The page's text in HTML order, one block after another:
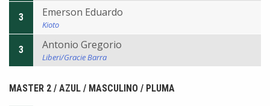
3 Emerson Eduardo
Kioto
3 Antonio Gregorio
Liberi/Gracie Barra
MASTER 2 / AZUL / MASCULINO / PLUMA